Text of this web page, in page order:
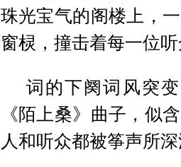
珠光宝气的阁楼上，
窗棂，撞击着每一位
词的下阕词风突
《陌上桑》曲子，似
人和听众都被筝声所